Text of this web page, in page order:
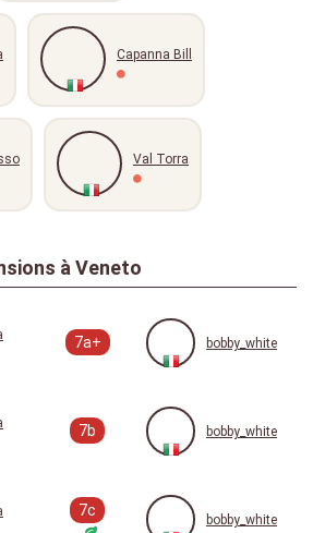
Capanna Bill
Val Torra
à Veneto
7a+ bobby_white
7b bobby_white
7c
bobby_white